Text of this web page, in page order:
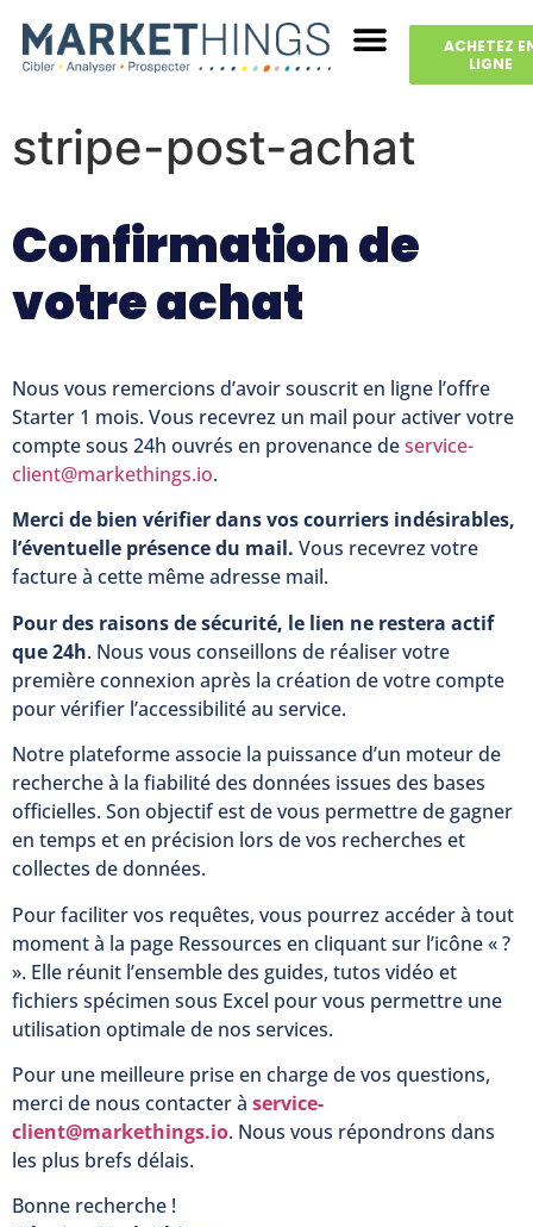
ACHETEZ
LIGNE
stripe-post-achat
Confirmation de
votre achat
Nous vous remercions d’avoir souscrit en ligne l’offre
Starter 1 mois. Vous recevrez un mail pour activer votre
compte sous 24h ouvrés en provenance deservice-
client@markethings.io.
Merci de bien vérifier dans vos courriers indésirables,
l’éventuelle présence du mail. Vous recevrez votre
facture à cette même adresse mail.
Pour des raisons de sécurité, le lien ne restera actif
que 24h. Nous vous conseillons de réaliser votre
première connexion après la création de votre compte
pour vérifier l’accessibilité au service.
Notre plateforme associe la puissance d’un moteur de
recherche à la fiabilité des données issues des bases
officielles. Son objectif est de vous permettre de gagner
en temps et en précision lors de vos recherches et
collectes de données.
Pour faciliter vos requêtes, vous pourrez accéder à tout
moment à la page Ressources en cliquant sur l’icône « ?
». Elle réunit l’ensemble des guides, tutos vidéo et
fichiers spécimen sous Excel pour vous permettre une
utilisation optimale de nos services.
Pour une meilleure prise en charge de vos questions,
merci de nous contacter à service-
client@markethings.io. Nous vous répondrons dans
les plus brefs délais.
Bonne recherche !